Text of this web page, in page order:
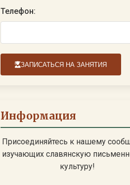
Телефон:
ЗАПИСАТЬСЯ НА ЗАНЯТИЯ
Информация
Присоединяйтесь к нашему
изучающих славянскую
культуру!